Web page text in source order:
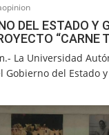
DEL ESTADO Y
“CARNE
La Universidad
Gobierno del Estado